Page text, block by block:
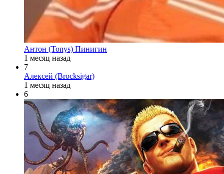
Антон (Tonys) Пинигин
1 месяц назад
7
Алексей (Brocksigar)
1 месяц назад
6